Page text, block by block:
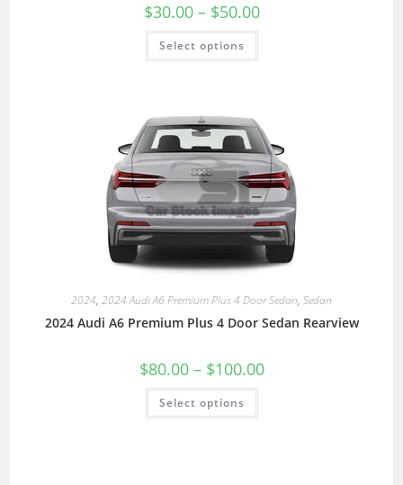
$30.00 – $50.00
Select options
2024, 2024 Audi A6 Premium Plus 4 Door Sedan, Sedan
2024 Audi A6 Premium Plus 4 Door Sedan Rearview
$80.00 – $100.00
Select options